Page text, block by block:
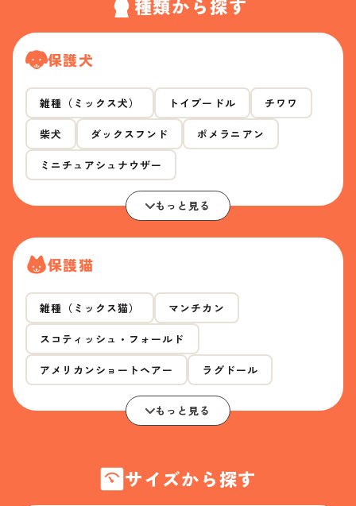
種類から探す
保護犬
雑種（ミックス犬） トイプードル チワワ
柴犬 ダックスフンド ポメラニアン
ミニチュアシュナウザー
もっと見る
保護猫
雑種（ミックス猫） マンチカン
スコティッシュ・フォールド
アメリカンショートヘアー ラグドール
もっと見る
サイズから探す